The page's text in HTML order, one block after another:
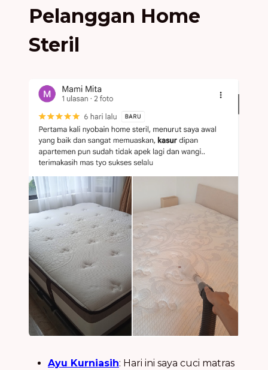
Pelanggan Home
Steril
Ayu Kurniasih: Hari ini saya cuci matras